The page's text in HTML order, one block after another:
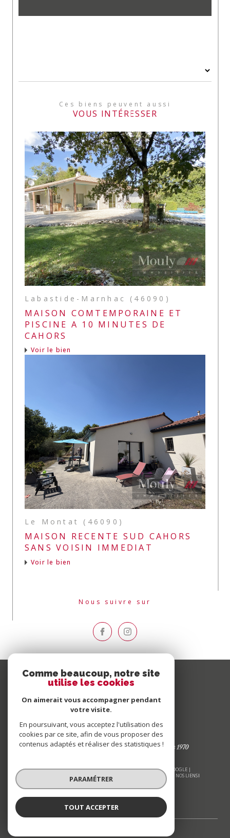
Ces biens peuvent aussi
VOUS INTÉRESSER
Labastide-Marnhac (46090)
MAISON COMTEMPORAINE ET
PISCINE A 10 MINUTES DE
CAHORS
Voir le bien
Le Montat (46090)
MAISON RECENTE SUD CAHORS
SANS VOISIN IMMEDIAT
Voir le bien
Nous suivre sur
© 2026 | TOUS DROITS RÉSERVÉS | TRADUCTION POWERED BY GOOGLE |
PLAN DU SITE MENTIONS LÉGALES ADMIN
NOS LIENS
POLITIQUE RGPD
Comme beaucoup, notre site
utilise les cookies
On aimerait vous accompagner pendant
votre visite.
En poursuivant, vous acceptez l'utilisation des
cookies par ce site, afin de vous proposer des
contenus adaptés et réaliser des statistiques !
PARAMÉTRER
TOUT ACCEPTER